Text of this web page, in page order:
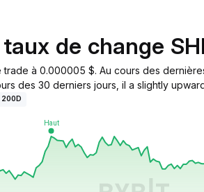
de change
trade à 0.000005 $. Au cours des
des 30 derniers jours, il a slightly
200D